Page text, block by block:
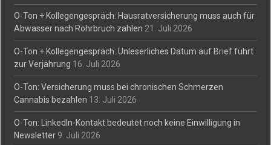
O-Ton + Kollegengespräch: Hausratversicherung muss auch für
Abwasser nach Rohrbruch zahlen 21. Juli 2026
O-Ton + Kollegengespräch: Unleserliches Datum auf Brief führt
zur Verjährung 16. Juli 2026
O-Ton: Versicherung muss bei chronischen Schmerzen
Cannabis bezahlen 13. Juli 2026
O-Ton: LinkedIn-Kontakt bedeutet noch keine Einwilligung in
Newsletter 9. Juli 2026